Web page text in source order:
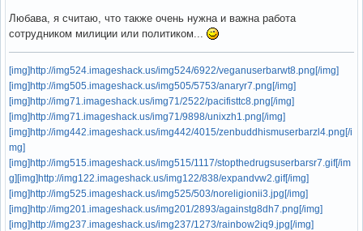
Любава, я считаю, что также очень нужна и важна работа
сотрудником милиции или политиком...
[img]http://img524.imageshack.us/img524/6922/veganuserbarwt8.png[/img]
[img]http://img505.imageshack.us/img505/5753/anaryr7.png[/img]
[img]http://img71.imageshack.us/img71/2522/pacifisttc8.png[/img]
[img]http://img71.imageshack.us/img71/9898/unixzh1.png[/img]
[img]http://img442.imageshack.us/img442/4015/zenbuddhismuserbarzl4.png[/i
mg]
[img]http://img515.imageshack.us/img515/1117/stopthedrugsuserbarsr7.gif[/im
g] [img]http://img122.imageshack.us/img122/838/expandvw2.gif[/img]
[img]http://img525.imageshack.us/img525/503/noreligionii3.jpg[/img]
[img]http://img201.imageshack.us/img201/2893/againstg8dh7.png[/img]
[img]http://img237.imageshack.us/img237/1273/rainbow2iq9.jpg[/img]